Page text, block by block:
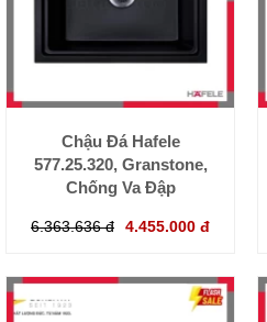
Chậu Đá Hafele
577.25.320, Granstone,
Chống Va Đập
6.363.636 đ 4.455.000 đ